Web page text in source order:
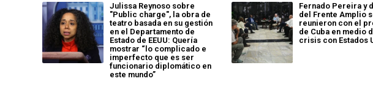
Julissa Reynoso sobre
"Public charge", la obra de
teatro basada en su gestión
en el Departamento de
Estado de EEUU: Quería
mostrar “lo complicado e
imperfecto que es ser
funcionario diplomático en
este mundo”
Fernado Pereira y
del Frente Amplio
reunieron con el
de Cuba en medio
crisis con Estados